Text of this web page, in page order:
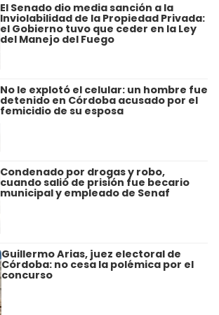
El Senado dio media sanción a la
Inviolabilidad de la Propiedad Privada:
el Gobierno tuvo que ceder en la Ley
del Manejo del Fuego
No le explotó el celular: un hombre fue
detenido en Córdoba acusado por el
femicidio de su esposa
Condenado por drogas y robo,
cuando salió de prisión fue becario
municipal y empleado de Senaf
Guillermo Arias, juez electoral de
Córdoba: no cesa la polémica por el
concurso